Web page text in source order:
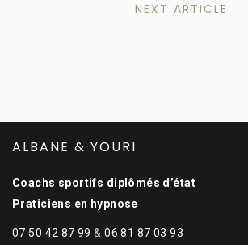
NEXT ARTICLE
ALBANE & YOURI
Coachs sportifs diplômés d’état
Praticiens en hypnose
07 50 42 87 99 &06 81 87 03 93